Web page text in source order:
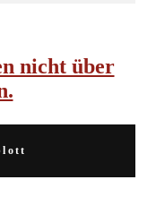
nicht über